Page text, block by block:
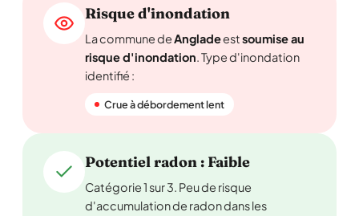
Risque d'inondation
La commune deAngladeestsoumise au
risque d'inondation. Type d'inondation
identifié :
Crue à débordement lent
Potentiel radon : Faible
Catégorie 1 sur 3. Peu de risque
d'accumulation de radon dans les